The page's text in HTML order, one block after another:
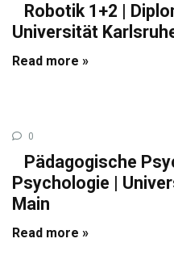
Robotik 1+2 |
Universität
Read more »
0
Pädagogische
Psychologie |
Main
Read more »